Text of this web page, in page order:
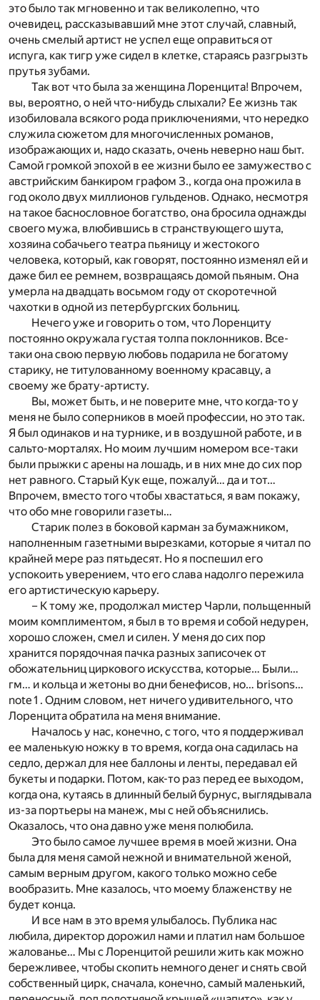
это было так мгновенно и так великолепно, что
очевидец, рассказывавший мне этот случай, славный,
очень смелый артист не успел еще оправиться от
испуга, как тигр уже сидел в клетке, стараясь разгрызть
прутья зубами.
Так вот что была за женщина Лоренцита! Впрочем,
вы, вероятно, о ней что-нибудь слыхали? Ее жизнь так
изобиловала всякого рода приключениями, что нередко
служила сюжетом для многочисленных романов,
изображающих и, надо сказать, очень неверно наш быт.
Самой громкой эпохой в ее жизни было ее замужество с
австрийским банкиром графом З., когда она прожила в
год около двух миллионов гульденов. Однако, несмотря
на такое баснословное богатство, она бросила однажды
своего мужа, влюбившись в странствующего шута,
хозяина собачьего театра пьяницу и жестокого
человека, который, как говорят, постоянно изменял ей и
даже бил ее ремнем, возвращаясь домой пьяным. Она
умерла на двадцать восьмом году от скоротечной
чахотки в одной из петербургских больниц.
Нечего уже и говорить о том, что Лоренциту
постоянно окружала густая толпа поклонников. Все-
таки она свою первую любовь подарила не богатому
старику, не титулованному военному красавцу, а
своему же брату-артисту.
Вы, может быть, и не поверите мне, что когда-то у
меня не было соперников в моей профессии, но это так.
Я был одинаков и на турнике, и в воздушной работе, и в
сальто-морталях. Но моим лучшим номером все-таки
были прыжки с арены на лошадь, и в них мне до сих пор
нет равного. Старый Кук еще, пожалуй… да и тот…
Впрочем, вместо того чтобы хвастаться, я вам покажу,
что обо мне говорили газеты…
Старик полез в боковой карман за бумажником,
наполненным газетными вырезками, которые я читал по
крайней мере раз пятьдесят. Но я поспешил его
успокоить уверением, что его слава надолго пережила
его артистическую карьеру.
– К тому же, продолжал мистер Чарли, польщенный
моим комплиментом, я был в то время и собой недурен,
хорошо сложен, смел и силен. У меня до сих пор
хранится порядочная пачка разных записочек от
обожательниц циркового искусства, которые… Были…
гм… и кольца и жетоны во дни бенефисов, но… brisons…
note 1 . Одним словом, нет ничего удивительного, что
Лоренцита обратила на меня внимание.
Началось у нас, конечно, с того, что я поддерживал
ее маленькую ножку в то время, когда она садилась на
седло, держал для нее баллоны и ленты, передавал ей
букеты и подарки. Потом, как-то раз перед ее выходом,
когда она, кутаясь в длинный белый бурнус, выглядывала
из-за портьеры на манеж, мы с ней объяснились.
Оказалось, что она давно уже меня полюбила.
Это было самое лучшее время в моей жизни. Она
была для меня самой нежной и внимательной женой,
самым верным другом, какого только можно себе
вообразить. Мне казалось, что моему блаженству не
будет конца.
И все нам в это время улыбалось. Публика нас
любила, директор дорожил нами и платил нам большое
жалованье… Мы с Лоренцитой решили жить как можно
бережливее, чтобы скопить немного денег и снять свой
собственный цирк, сначала, конечно, самый маленький,